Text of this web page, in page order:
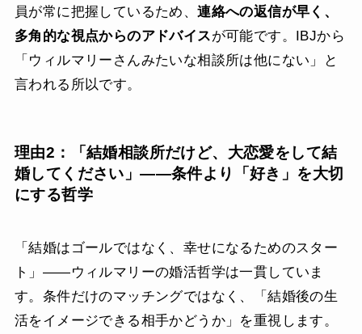
員が常に把握しているため、連絡への返信が早く、
多角的な視点からのアドバイスが可能です。IBJから
「ウィルマリーさんみたいな相談所は他にない」と
言われる所以です。
理由2：「結婚相談所だけど、大恋愛をして結
婚してください」——条件より「好き」を大切
にする哲学
「結婚はゴールではなく、幸せになるためのスター
ト」——ウィルマリーの婚活哲学は一貫していま
す。条件だけのマッチングではなく、「結婚後の生
活をイメージできる相手かどうか」を重視します。